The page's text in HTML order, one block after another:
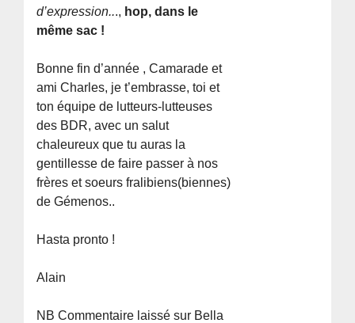
d’expression..., hop, dans le
même sac !
Bonne fin d’année , Camarade et
ami Charles, je t’embrasse, toi et
ton équipe de lutteurs-lutteuses
des BDR, avec un salut
chaleureux que tu auras la
gentillesse de faire passer à nos
frères et soeurs fralibiens(biennes)
de Gémenos..
Hasta pronto !
Alain
NB Commentaire laissé sur Bella